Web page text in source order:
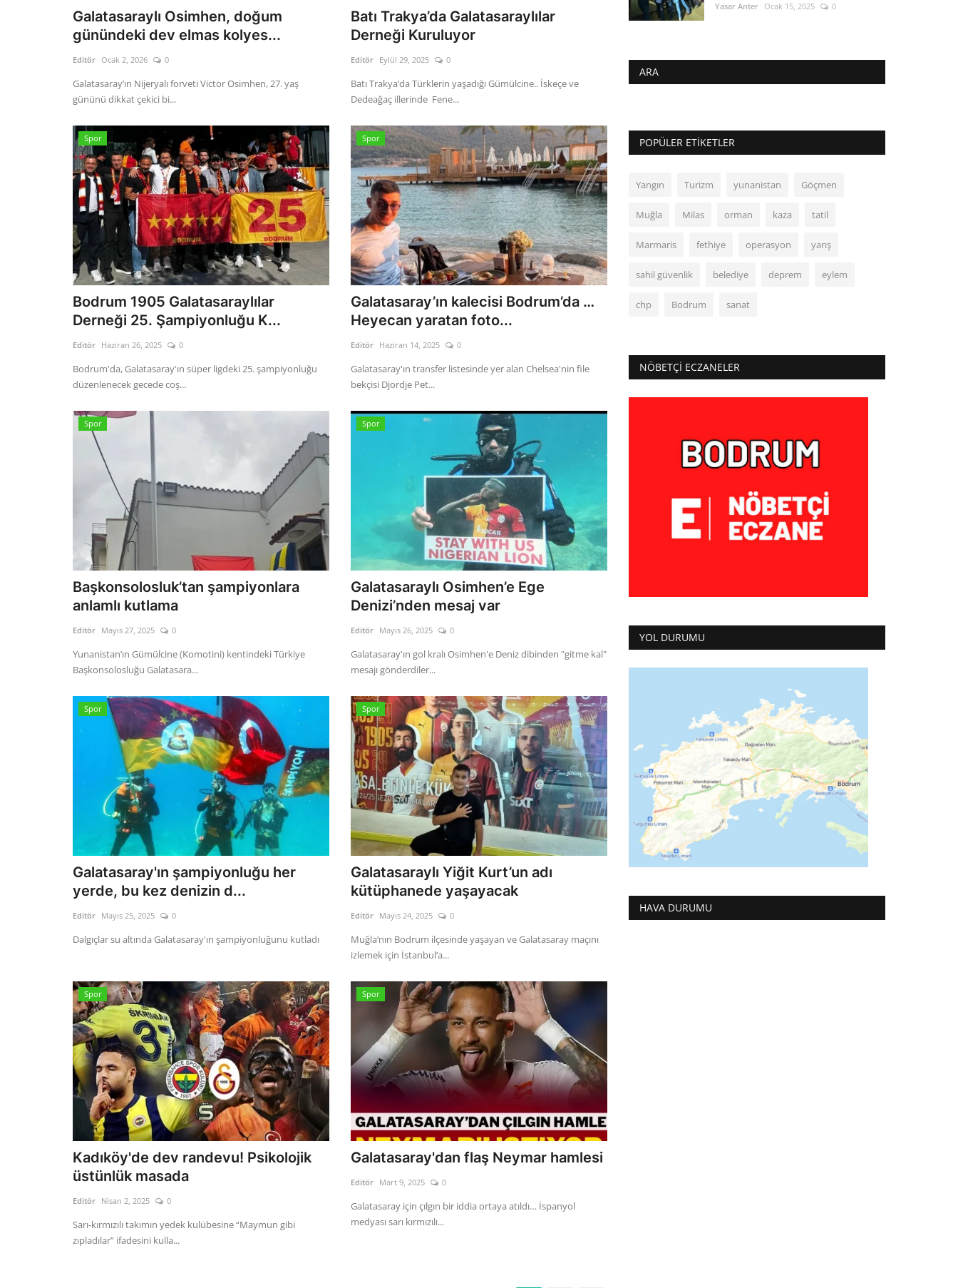
Galatasaraylı Osimhen, doğum
günündeki dev elmas kolyes...
Editör Ocak 2, 2026 0
Galatasaray’ın Nijeryalı forveti Victor Osimhen, 27. yaş
gününü dikkat çekici bi...
Batı Trakya’da Galatasaraylılar
Derneği Kuruluyor
Editör Eylül 29, 2025 0
Batı Trakya’da Türklerin yaşadığı Gümülcine.. İskeçe ve
Dedeağaç illerinde Fene...
Spor
Bodrum 1905 Galatasaraylılar
Derneği 25. Şampiyonluğu K...
Editör Haziran 26, 2025 0
Bodrum'da, Galatasaray'ın süper ligdeki 25. şampiyonluğu
düzenlenecek gecede coş...
Spor
Galatasaray’ın kalecisi Bodrum’da …
Heyecan yaratan foto...
Editör Haziran 14, 2025 0
Galatasaray'ın transfer listesinde yer alan Chelsea'nin file
bekçisi Djordje Pet...
Spor
Başkonsolosluk’tan şampiyonlara
anlamlı kutlama
Editör Mayıs 27, 2025 0
Yunanistan’ın Gümülcine (Komotini) kentindeki Türkiye
Başkonsolosluğu Galatasara...
Spor
Galatasaraylı Osimhen’e Ege
Denizi’nden mesaj var
Editör Mayıs 26, 2025 0
Galatasaray'ın gol kralı Osimhen'e Deniz dibinden "gitme kal"
mesajı gönderdiler...
Spor
Galatasaray'ın şampiyonluğu her
yerde, bu kez denizin d...
Editör Mayıs 25, 2025 0
Dalgıçlar su altında Galatasaray'ın şampiyonluğunu kutladı
Spor
Galatasaraylı Yiğit Kurt’un adı
kütüphanede yaşayacak
Editör Mayıs 24, 2025 0
Muğla’nın Bodrum ilçesinde yaşayan ve Galatasaray maçını
izlemek için İstanbul’a...
Spor
Kadıköy'de dev randevu! Psikolojik
üstünlük masada
Editör Nisan 2, 2025 0
Sarı-kırmızılı takımın yedek kulübesine “Maymun gibi
zıpladılar” ifadesini kulla...
Spor
Galatasaray'dan flaş Neymar hamlesi
Editör Mart 9, 2025 0
Galatasaray için çılgın bir iddia ortaya atıldı… İspanyol
medyası sarı kırmızılı...
Yasar Anter Ocak 15, 2025 0
ARA
POPÜLER ETIKETLER
Yangın Turizm yunanistan Göçmen
Muğla Milas orman kaza tatil
Marmaris fethiye operasyon yarış
sahil güvenlik belediye deprem eylem
chp Bodrum sanat
NÖBETÇI ECZANELER
YOL DURUMU
HAVA DURUMU